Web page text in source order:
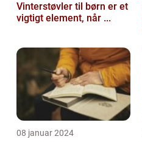
Vinterstøvler til børn er et
vigtigt element, når ...
08 januar 2024